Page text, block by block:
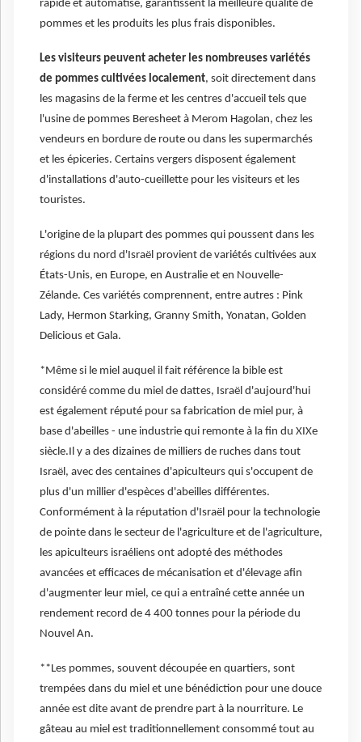
rapide et automatisé, garantissent la meilleure qualité de
pommes et les produits les plus frais disponibles.
Les visiteurs peuvent acheter les nombreuses variétés
de pommes cultivées localement, soit directement dans
les magasins de la ferme et les centres d'accueil tels que
l'usine de pommes Beresheet à Merom Hagolan, chez les
vendeurs en bordure de route ou dans les supermarchés
et les épiceries. Certains vergers disposent également
d'installations d'auto-cueillette pour les visiteurs et les
touristes.
L'origine de la plupart des pommes qui poussent dans les
régions du nord d'Israël provient de variétés cultivées aux
États-Unis, en Europe, en Australie et en Nouvelle-
Zélande. Ces variétés comprennent, entre autres : Pink
Lady, Hermon Starking, Granny Smith, Yonatan, Golden
Delicious et Gala.
*Même si le miel auquel il fait référence la bible est
considéré comme du miel de dattes, Israël d'aujourd'hui
est également réputé pour sa fabrication de miel pur, à
base d'abeilles - une industrie qui remonte à la fin du XIXe
siècle.Il y a des dizaines de milliers de ruches dans tout
Israël, avec des centaines d'apiculteurs qui s'occupent de
plus d'un millier d'espèces d'abeilles différentes.
Conformément à la réputation d'Israël pour la technologie
de pointe dans le secteur de l'agriculture et de l'agriculture,
les apiculteurs israéliens ont adopté des méthodes
avancées et efficaces de mécanisation et d'élevage afin
d'augmenter leur miel, ce qui a entraîné cette année un
rendement record de 4 400 tonnes pour la période du
Nouvel An.
**Les pommes, souvent découpée en quartiers, sont
trempées dans du miel et une bénédiction pour une douce
année est dite avant de prendre part à la nourriture. Le
gâteau au miel est traditionnellement consommé tout au